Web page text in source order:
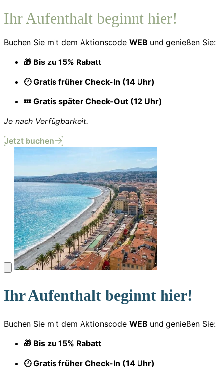
Ihr Aufenthalt beginnt hier!
Buchen Sie mit dem Aktionscode WEB und genießen Sie:
🎁 Bis zu 15% Rabatt
🕐 Gratis früher Check-In (14 Uhr)
💤 Gratis später Check-Out (12 Uhr)
Je nach Verfügbarkeit.
Jetzt buchen
Ihr Aufenthalt beginnt hier!
Buchen Sie mit dem Aktionscode WEB und genießen Sie:
🎁 Bis zu 15% Rabatt
🕐 Gratis früher Check-In (14 Uhr)